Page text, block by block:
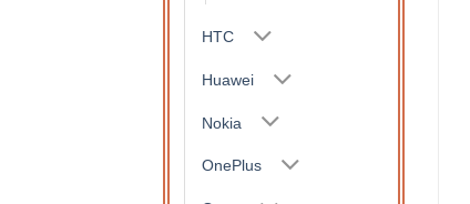
HTC
Huawei
Nokia
OnePlus